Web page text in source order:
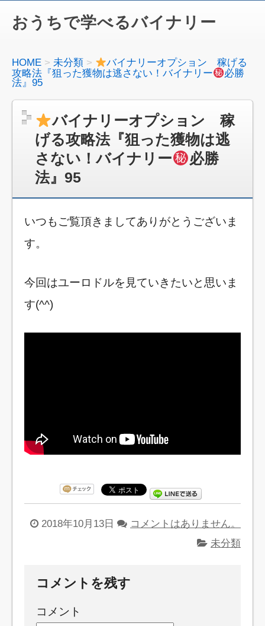
おうちで学べるバイナリー
HOME 未分類
バイナリーオプション 稼げる
攻略法『狙った獲物は逃さない！バイナリー
必勝
法』95
バイナリーオプション 稼
げる攻略法『狙った獲物は逃
さない！バイナリー
必勝
法』95
いつもご覧頂きましてありがとうございま
す。
今回はユーロドルを見ていきたいと思いま
す(^^)
2018年10月13日
コメントはありません。
未分類
コメントを残す
コメント